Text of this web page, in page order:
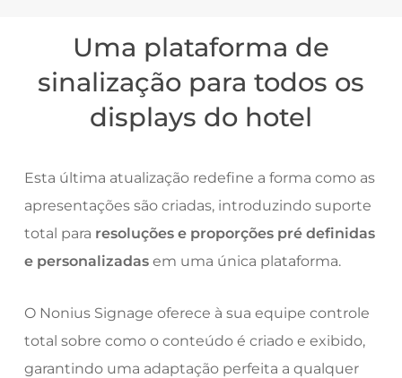
Uma plataforma de
sinalização para todos os
displays do hotel
Esta última atualização redefine a forma como as
apresentações são criadas, introduzindo suporte
total para resoluções e proporções pré definidas
e personalizadasem uma única plataforma.
O Nonius Signage oferece à sua equipe controle
total sobre como o conteúdo é criado e exibido,
garantindo uma adaptação perfeita a qualquer